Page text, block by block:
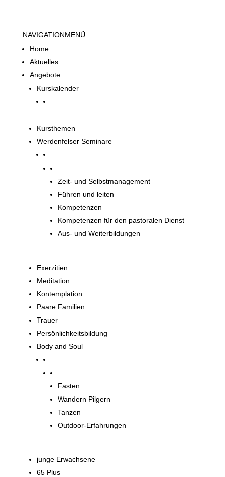
NAVIGATIONMENÜ
Home
Aktuelles
Angebote
Kurskalender
Kursthemen
Werdenfelser Seminare
Zeit- und Selbstmanagement
Führen und leiten
Kompetenzen
Kompetenzen für den pastoralen Dienst
Aus- und Weiterbildungen
Exerzitien
Meditation
Kontemplation
Paare Familien
Trauer
Persönlichkeitsbildung
Body and Soul
Fasten
Wandern Pilgern
Tanzen
Outdoor-Erfahrungen
junge Erwachsene
65 Plus